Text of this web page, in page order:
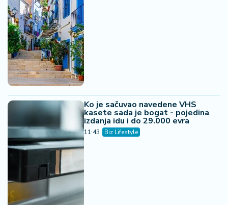
Ko je sačuvao navedene VHS
kasete sada je bogat - pojedina
izdanja idu i do 29.000 evra
11:43 Biz Lifestyle